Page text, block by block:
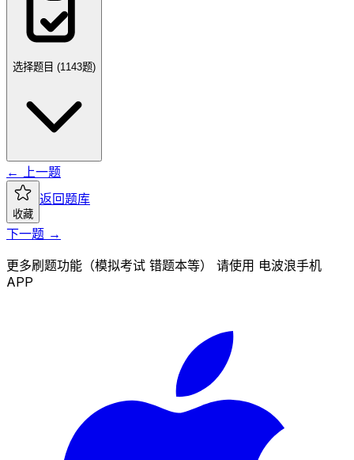
选择题目 (1143题)
← 上一题
收藏
返回题库
下一题 →
更多刷题功能（模拟考试 错题本等） 请使用 电波浪手机
APP